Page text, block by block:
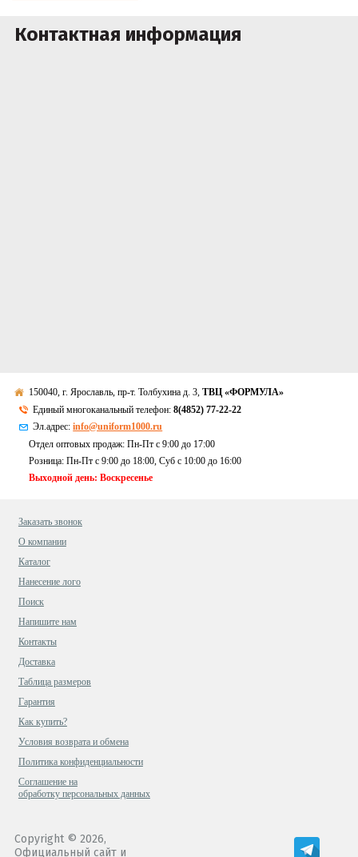
Контактная информация
150040, г. Ярославль, пр-т. Толбухина д. 3,ТВЦ «ФОРМУЛА»
Единый многоканальный телефон:8(4852) 77-22-22
Эл.адрес:info@uniform1000.ru
Отдел оптовых продаж: Пн-Пт с 9:00 до 17:00
Розница: Пн-Пт с 9:00 до 18:00, Суб c 10:00 до 16:00
Выходной день: Воскресенье
Заказать звонок
О компании
Каталог
Нанесение лого
Поиск
Напишите нам
Контакты
Доставка
Таблица размеров
Гарантия
Как купить?
Условия возврата и обмена
Политика конфиденциальности
Cоглашение на
обработку персональных данных
Copyright © 2026,
Официальный сайт и